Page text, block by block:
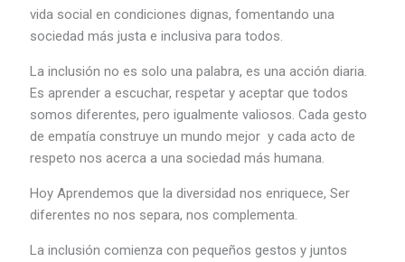
vida social en condiciones dignas, fomentando una
sociedad más justa e inclusiva para todos.
La inclusión no es solo una palabra, es una acción diaria.
Es aprender a escuchar, respetar y aceptar que todos
somos diferentes, pero igualmente valiosos. Cada gesto
de empatía construye un mundo mejor y cada acto de
respeto nos acerca a una sociedad más humana.
Hoy Aprendemos que la diversidad nos enriquece, Ser
diferentes no nos separa, nos complementa.
La inclusión comienza con pequeños gestos y juntos